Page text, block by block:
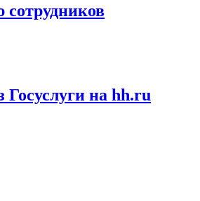
Госуслуги на hh.ru